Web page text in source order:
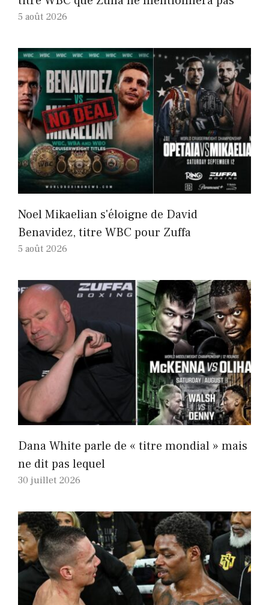
5 août 2026
Noel Mikaelian s'éloigne de David
Benavidez, titre WBC pour Zuffa
5 août 2026
Dana White parle de « titre mondial » mais
ne dit pas lequel
30 juillet 2026